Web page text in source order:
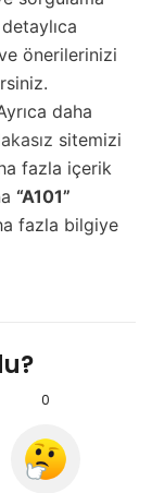
önerilerinizi
daha
sitemizi
fazla içerik
“A101”
fazla bilgiye
0